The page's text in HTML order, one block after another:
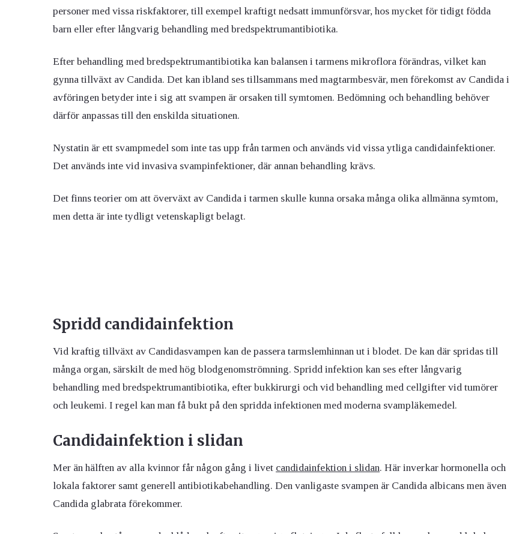
personer med vissa riskfaktorer, till exempel kraftigt nedsatt immunförsvar, hos mycket för tidigt födda
barn eller efter långvarig behandling med bredspektrumantibiotika.
Efter behandling med bredspektrumantibiotika kan balansen i tarmens mikroflora förändras, vilket kan
gynna tillväxt av Candida. Det kan ibland ses tillsammans med magtarmbesvär, men förekomst av Candida i
avföringen betyder inte i sig att svampen är orsaken till symtomen. Bedömning och behandling behöver
därför anpassas till den enskilda situationen.
Nystatin är ett svampmedel som inte tas upp från tarmen och används vid vissa ytliga candidainfektioner.
Det används inte vid invasiva svampinfektioner, där annan behandling krävs.
Det finns teorier om att överväxt av Candida i tarmen skulle kunna orsaka många olika allmänna symtom,
men detta är inte tydligt vetenskapligt belagt.
Spridd candidainfektion
Vid kraftig tillväxt av Candidasvampen kan de passera tarmslemhinnan ut i blodet. De kan där spridas till
många organ, särskilt de med hög blodgenomströmning. Spridd infektion kan ses efter långvarig
behandling med bredspektrumantibiotika, efter bukkirurgi och vid behandling med cellgifter vid tumörer
och leukemi. I regel kan man få bukt på den spridda infektionen med moderna svampläkemedel.
Candidainfektion i slidan
Mer än hälften av alla kvinnor får någon gång i livet candidainfektion i slidan. Här inverkar hormonella och
lokala faktorer samt generell antibiotikabehandling. Den vanligaste svampen är Candida albicans men även
Candida glabrata förekommer.